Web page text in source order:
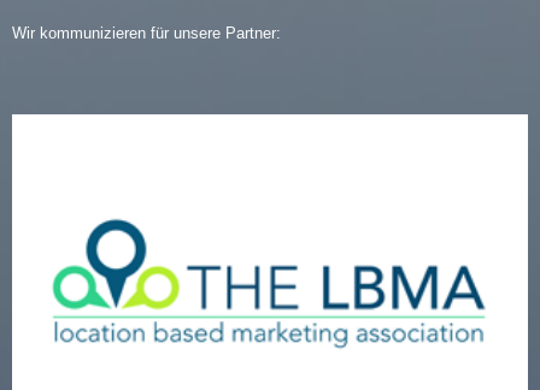
Wir kommunizieren für unsere Partner: